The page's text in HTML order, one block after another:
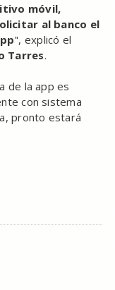
móvil,
al banco el
", explicó el
Tarres.
de la app es
con sistema
pronto estará